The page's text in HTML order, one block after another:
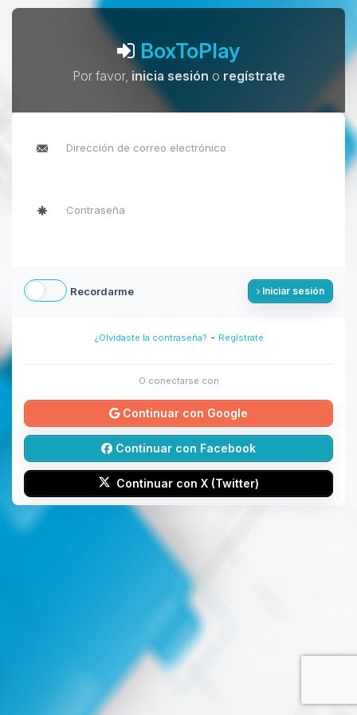
BoxToPlay
Por favor, inicia sesión o regístrate
Recordarme Iniciar sesión
¿Olvidaste la contraseña? - Regístrate
O conectarse con
Continuar con Google
Continuar con Facebook
Continuar con X (Twitter)